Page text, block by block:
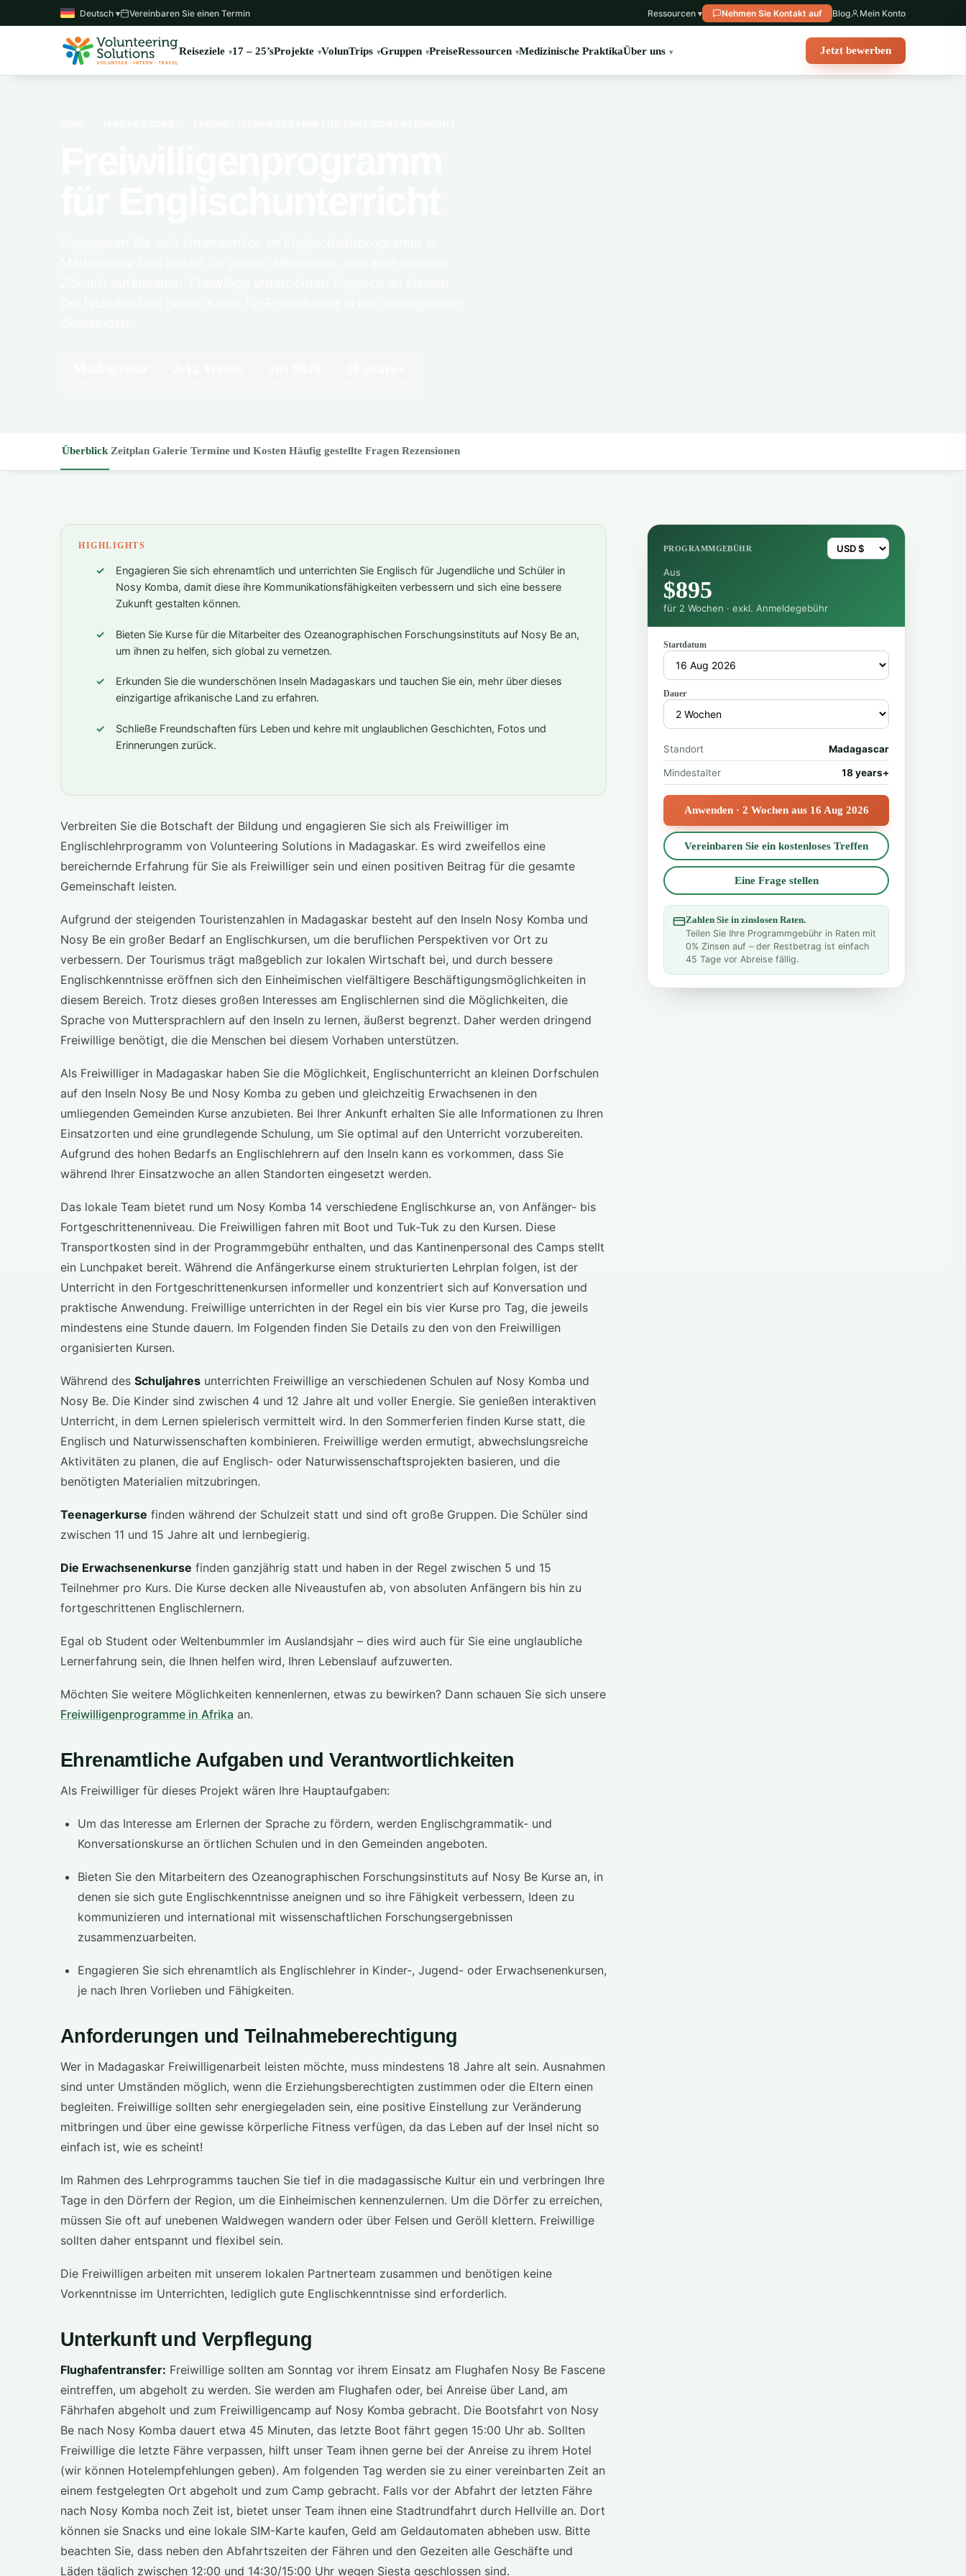
Deutsch ▾ Vereinbaren Sie einen Termin Ressourcen ▾ Nehmen Sie Kontakt auf Blog Mein Konto
Reiseziele 17 – 25’sProjekte VolunTrips Gruppen PreiseRessourcen Medizinische PraktikaÜber uns Jetzt bewerben
Überblick Zeitplan Galerie Termine und Kosten Häufig gestellte Fragen Rezensionen
HIGHLIGHTS
Engagieren Sie sich ehrenamtlich und unterrichten Sie Englisch für Jugendliche und Schüler in
Nosy Komba, damit diese ihre Kommunikationsfähigkeiten verbessern und sich eine bessere
Zukunft gestalten können.
Bieten Sie Kurse für die Mitarbeiter des Ozeanographischen Forschungsinstituts auf Nosy Be an,
um ihnen zu helfen, sich global zu vernetzen.
Erkunden Sie die wunderschönen Inseln Madagaskars und tauchen Sie ein, mehr über dieses
einzigartige afrikanische Land zu erfahren.
Schließe Freundschaften fürs Leben und kehre mit unglaublichen Geschichten, Fotos und
Erinnerungen zurück.
Verbreiten Sie die Botschaft der Bildung und engagieren Sie sich als Freiwilliger im
Englischlehrprogramm von Volunteering Solutions in Madagaskar. Es wird zweifellos eine
bereichernde Erfahrung für Sie als Freiwilliger sein und einen positiven Beitrag für die gesamte
Gemeinschaft leisten.
Aufgrund der steigenden Touristenzahlen in Madagaskar besteht auf den Inseln Nosy Komba und
Nosy Be ein großer Bedarf an Englischkursen, um die beruflichen Perspektiven vor Ort zu
verbessern. Der Tourismus trägt maßgeblich zur lokalen Wirtschaft bei, und durch bessere
Englischkenntnisse eröffnen sich den Einheimischen vielfältigere Beschäftigungsmöglichkeiten in
diesem Bereich. Trotz dieses großen Interesses am Englischlernen sind die Möglichkeiten, die
Sprache von Muttersprachlern auf den Inseln zu lernen, äußerst begrenzt. Daher werden dringend
Freiwillige benötigt, die die Menschen bei diesem Vorhaben unterstützen.
Als Freiwilliger in Madagaskar haben Sie die Möglichkeit, Englischunterricht an kleinen Dorfschulen
auf den Inseln Nosy Be und Nosy Komba zu geben und gleichzeitig Erwachsenen in den
umliegenden Gemeinden Kurse anzubieten. Bei Ihrer Ankunft erhalten Sie alle Informationen zu Ihren
Einsatzorten und eine grundlegende Schulung, um Sie optimal auf den Unterricht vorzubereiten.
Aufgrund des hohen Bedarfs an Englischlehrern auf den Inseln kann es vorkommen, dass Sie
während Ihrer Einsatzwoche an allen Standorten eingesetzt werden.
Das lokale Team bietet rund um Nosy Komba 14 verschiedene Englischkurse an, von Anfänger- bis
Fortgeschrittenenniveau. Die Freiwilligen fahren mit Boot und Tuk-Tuk zu den Kursen. Diese
Transportkosten sind in der Programmgebühr enthalten, und das Kantinenpersonal des Camps stellt
ein Lunchpaket bereit. Während die Anfängerkurse einem strukturierten Lehrplan folgen, ist der
Unterricht in den Fortgeschrittenenkursen informeller und konzentriert sich auf Konversation und
praktische Anwendung. Freiwillige unterrichten in der Regel ein bis vier Kurse pro Tag, die jeweils
mindestens eine Stunde dauern. Im Folgenden finden Sie Details zu den von den Freiwilligen
organisierten Kursen.
Während des Schuljahres unterrichten Freiwillige an verschiedenen Schulen auf Nosy Komba und
Nosy Be. Die Kinder sind zwischen 4 und 12 Jahre alt und voller Energie. Sie genießen interaktiven
Unterricht, in dem Lernen spielerisch vermittelt wird. In den Sommerferien finden Kurse statt, die
Englisch und Naturwissenschaften kombinieren. Freiwillige werden ermutigt, abwechslungsreiche
Aktivitäten zu planen, die auf Englisch- oder Naturwissenschaftsprojekten basieren, und die
benötigten Materialien mitzubringen.
Teenagerkurse finden während der Schulzeit statt und sind oft große Gruppen. Die Schüler sind
zwischen 11 und 15 Jahre alt und lernbegierig.
Die Erwachsenenkurse finden ganzjährig statt und haben in der Regel zwischen 5 und 15
Teilnehmer pro Kurs. Die Kurse decken alle Niveaustufen ab, von absoluten Anfängern bis hin zu
fortgeschrittenen Englischlernern.
Egal ob Student oder Weltenbummler im Auslandsjahr – dies wird auch für Sie eine unglaubliche
Lernerfahrung sein, die Ihnen helfen wird, Ihren Lebenslauf aufzuwerten.
Möchten Sie weitere Möglichkeiten kennenlernen, etwas zu bewirken? Dann schauen Sie sich unsere
Freiwilligenprogramme in Afrika an.
Ehrenamtliche Aufgaben und Verantwortlichkeiten
Als Freiwilliger für dieses Projekt wären Ihre Hauptaufgaben:
Um das Interesse am Erlernen der Sprache zu fördern, werden Englischgrammatik- und
Konversationskurse an örtlichen Schulen und in den Gemeinden angeboten.
Bieten Sie den Mitarbeitern des Ozeanographischen Forschungsinstituts auf Nosy Be Kurse an, in
denen sie sich gute Englischkenntnisse aneignen und so ihre Fähigkeit verbessern, Ideen zu
kommunizieren und international mit wissenschaftlichen Forschungsergebnissen
zusammenzuarbeiten.
Engagieren Sie sich ehrenamtlich als Englischlehrer in Kinder-, Jugend- oder Erwachsenenkursen,
je nach Ihren Vorlieben und Fähigkeiten.
Anforderungen und Teilnahmeberechtigung
Wer in Madagaskar Freiwilligenarbeit leisten möchte, muss mindestens 18 Jahre alt sein. Ausnahmen
sind unter Umständen möglich, wenn die Erziehungsberechtigten zustimmen oder die Eltern einen
begleiten. Freiwillige sollten sehr energiegeladen sein, eine positive Einstellung zur Veränderung
mitbringen und über eine gewisse körperliche Fitness verfügen, da das Leben auf der Insel nicht so
einfach ist, wie es scheint!
Im Rahmen des Lehrprogramms tauchen Sie tief in die madagassische Kultur ein und verbringen Ihre
Tage in den Dörfern der Region, um die Einheimischen kennenzulernen. Um die Dörfer zu erreichen,
müssen Sie oft auf unebenen Waldwegen wandern oder über Felsen und Geröll klettern. Freiwillige
sollten daher entspannt und flexibel sein.
Die Freiwilligen arbeiten mit unserem lokalen Partnerteam zusammen und benötigen keine
Vorkenntnisse im Unterrichten, lediglich gute Englischkenntnisse sind erforderlich.
Unterkunft und Verpflegung
Flughafentransfer: Freiwillige sollten am Sonntag vor ihrem Einsatz am Flughafen Nosy Be Fascene
eintreffen, um abgeholt zu werden. Sie werden am Flughafen oder, bei Anreise über Land, am
Fährhafen abgeholt und zum Freiwilligencamp auf Nosy Komba gebracht. Die Bootsfahrt von Nosy
Be nach Nosy Komba dauert etwa 45 Minuten, das letzte Boot fährt gegen 15:00 Uhr ab. Sollten
Freiwillige die letzte Fähre verpassen, hilft unser Team ihnen gerne bei der Anreise zu ihrem Hotel
(wir können Hotelempfehlungen geben). Am folgenden Tag werden sie zu einer vereinbarten Zeit an
einem festgelegten Ort abgeholt und zum Camp gebracht. Falls vor der Abfahrt der letzten Fähre
nach Nosy Komba noch Zeit ist, bietet unser Team ihnen eine Stadtrundfahrt durch Hellville an. Dort
können sie Snacks und eine lokale SIM-Karte kaufen, Geld am Geldautomaten abheben usw. Bitte
beachten Sie, dass neben den Abfahrtszeiten der Fähren und den Gezeiten alle Geschäfte und
Läden täglich zwischen 12:00 und 14:30/15:00 Uhr wegen Siesta geschlossen sind.
PROGRAMMGEBÜHR
Aus
$895
für 2 Wochen · exkl. Anmeldegebühr
Startdatum
Dauer
Standort Madagascar
Mindestalter 18 years+
Anwenden · 2 Wochen aus 16 Aug 2026
Vereinbaren Sie ein kostenloses Treffen
Eine Frage stellen
Zahlen Sie in zinslosen Raten.
Teilen Sie Ihre Programmgebühr in Raten mit
0% Zinsen auf – der Restbetrag ist einfach
45 Tage vor Abreise fällig.